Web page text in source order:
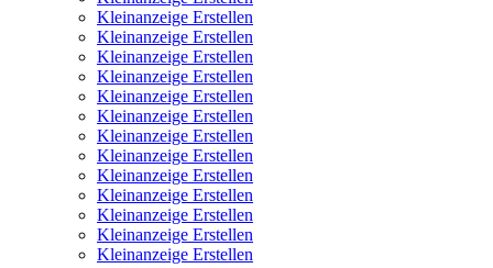
Kleinanzeige Erstellen
Kleinanzeige Erstellen
Kleinanzeige Erstellen
Kleinanzeige Erstellen
Kleinanzeige Erstellen
Kleinanzeige Erstellen
Kleinanzeige Erstellen
Kleinanzeige Erstellen
Kleinanzeige Erstellen
Kleinanzeige Erstellen
Kleinanzeige Erstellen
Kleinanzeige Erstellen
Kleinanzeige Erstellen